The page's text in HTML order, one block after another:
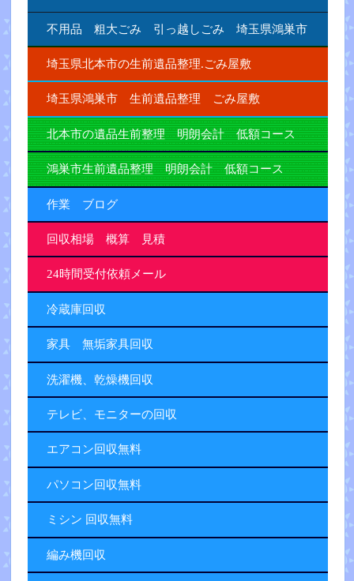
不用品 粗大ごみ 引っ越しごみ 埼玉県鴻巣市
埼玉県北本市の生前遺品整理.ごみ屋敷
埼玉県鴻巣市 生前遺品整理 ごみ屋敷
北本市の遺品生前整理 明朗会計 低額コース
鴻巣市生前遺品整理 明朗会計 低額コース
作業 ブログ
回収相場 概算 見積
24時間受付依頼メール
冷蔵庫回収
家具 無垢家具回収
洗濯機、乾燥機回収
テレビ、モニターの回収
エアコン回収無料
パソコン回収無料
ミシン 回収無料
編み機回収